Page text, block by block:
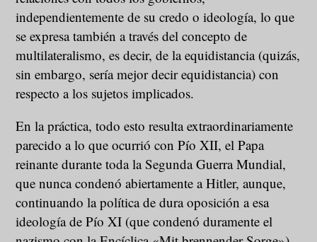
independientemente de su credo o ideología, lo que
se expresa también a través del concepto de
multilateralismo, es decir, de la equidistancia (quizás,
sin embargo, sería mejor decir equidistancia) con
respecto a los sujetos implicados.
En la práctica, todo esto resulta extraordinariamente
parecido a lo que ocurrió con Pío XII, el Papa
reinante durante toda la Segunda Guerra Mundial,
que nunca condenó abiertamente a Hitler, aunque,
continuando la política de dura oposición a esa
ideología de Pío XI (que condenó duramente el